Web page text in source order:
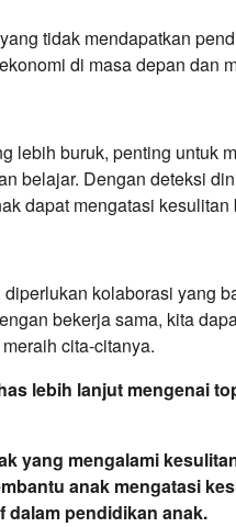
tidak mendapatkan
di masa depan dan
lebih buruk, penting untuk
belajar. Dengan deteksi
dapat mengatasi kesulitan
kolaborasi yang
bekerja sama, kita
cita-citanya.
lebih lanjut mengenai
yang mengalami
anak mengatasi
dalam pendidikan anak.